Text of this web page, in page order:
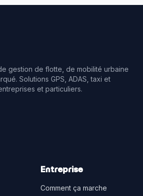
gestion de flotte, de mobilité urbaine
Solutions GPS, ADAS, taxi et
et particuliers.
Entreprise
Comment ça marche